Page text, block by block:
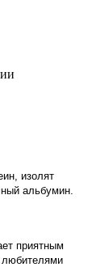
изолят
альбумин.
приятным